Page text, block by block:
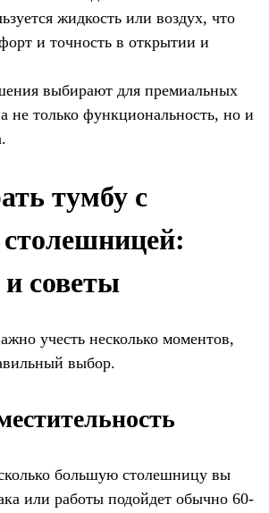
жидкость или воздух, что
и точность в открытии и
выбирают для премиальных
не только функциональность, но и
тумбу с
советы
учесть несколько моментов,
выбор.
большую столешницу вы
или работы подойдет обычно 60-